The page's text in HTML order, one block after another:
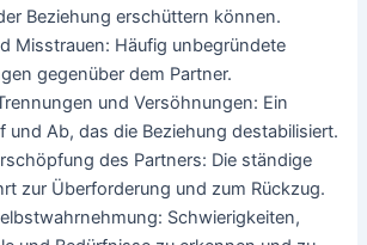
Beziehung erschüttern können.
Misstrauen: Häufig unbegründete
gegenüber dem Partner.
und Versöhnungen: Ein
und Ab, das die Beziehung destabilisiert.
des Partners: Die ständige
zur Überforderung und zum Rückzug.
Schwierigkeiten,